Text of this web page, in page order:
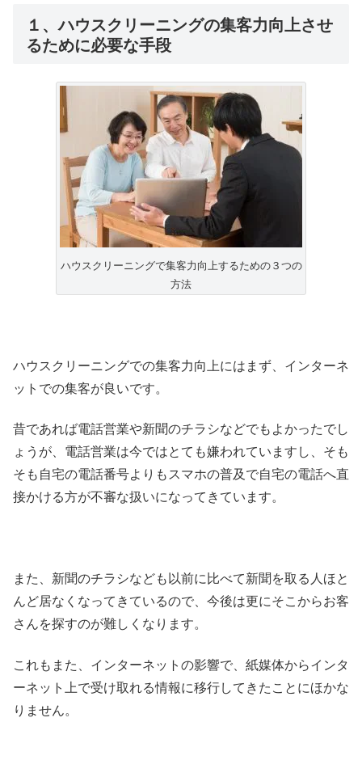
１、ハウスクリーニングの集客力向上させ
るために必要な手段
ハウスクリーニングで集客力向上するための３つの
方法
ハウスクリーニングでの集客力向上にはまず、インターネ
ットでの集客が良いです。
昔であれば電話営業や新聞のチラシなどでもよかったでし
ょうが、電話営業は今ではとても嫌われていますし、そも
そも自宅の電話番号よりもスマホの普及で自宅の電話へ直
接かける方が不審な扱いになってきています。
また、新聞のチラシなども以前に比べて新聞を取る人ほと
んど居なくなってきているので、今後は更にそこからお客
さんを探すのが難しくなります。
これもまた、インターネットの影響で、紙媒体からインタ
ーネット上で受け取れる情報に移行してきたことにほかな
りません。